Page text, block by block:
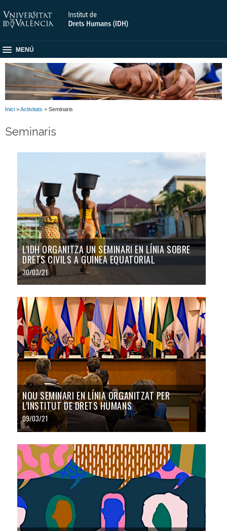
MENÚ
Inici >Activitats > Seminaris
Seminaris
L'IDH ORGANITZA UN SEMINARI EN LÍNIA SOBRE
DRETS CIVILS A GUINEA EQUATORIAL
30/03/21
NOU SEMINARI EN LÍNIA ORGANITZAT PER
L'INSTITUT DE DRETS HUMANS
09/03/21